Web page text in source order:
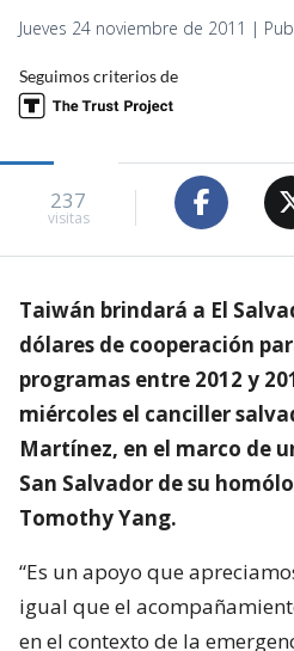
Jueves 24 noviembre de 2011 |
Seguimos criterios de
237
visitas
Taiwán brindará a El
dólares de cooperación
programas entre 2012 y
miércoles el canciller
Martínez, en el marco de
San Salvador de su
Tomothy Yang.
“Es un apoyo que
igual que el
en el contexto de la